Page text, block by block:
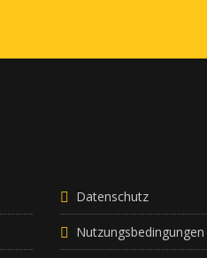
Datenschutz
Nutzungsbedingungen